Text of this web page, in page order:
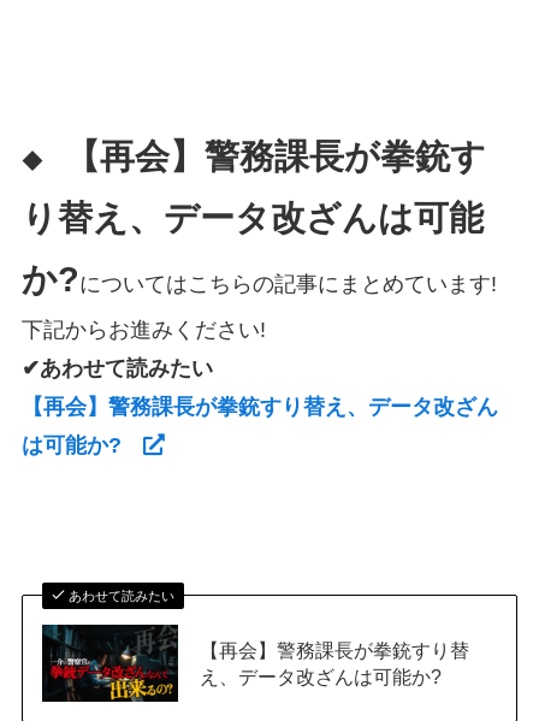
◆
【再会】警務課長が拳銃す
り替え、データ改ざんは可能
か?についてはこちらの記事にまとめています!
下記からお進みください!
✔あわせて読みたい
【再会】警務課長が拳銃すり替え、データ改ざん
は可能か?
あわせて読みたい
【再会】警務課長が拳銃すり替
え、データ改ざんは可能か?